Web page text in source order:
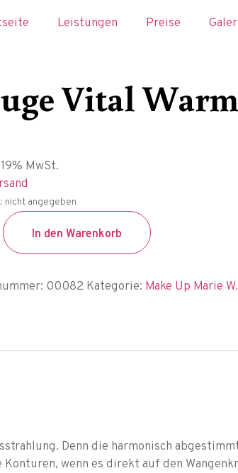
Leistungen Preise
Vital Warm
MwSt.
nicht angegeben
In den Warenkorb
00082 Kategorie: Make Up Marie W.
Denn die harmonisch
wenn es direkt auf den